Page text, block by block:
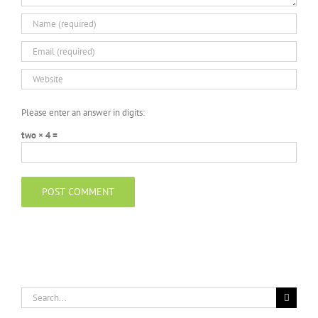
Please enter an answer in digits:
two × 4 =
Search
for: